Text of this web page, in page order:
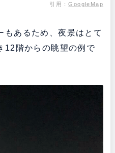
引用：GoogleMap
もあるため、夜景はとて
12階からの眺望の例で